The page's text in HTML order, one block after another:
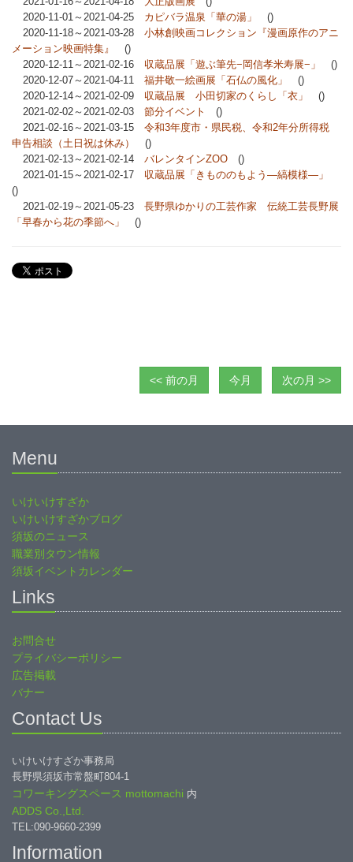
2020-11-01～2021-04-25 カピバラ温泉「華の湯」
()
2020-11-18～2021-03-28 小林創映画コレクション『漫画原作のアニ
メーション映画特集』
()
2020-12-11～2021-02-16 収蔵品展「遊ぶ筆先−岡信孝米寿展−」
()
2020-12-07～2021-04-11 福井敬一絵画展「石仏の風化」
()
2020-12-14～2021-02-09 収蔵品展 小田切家のくらし「衣」
()
2021-02-02～2021-02-03 節分イベント
()
2021-02-16～2021-03-15 令和3年度市・県民税、令和2年分所得税
申告相談（土日祝は休み）
()
2021-02-13～2021-02-14 バレンタインZOO ()
2021-01-15～2021-02-17 収蔵品展「きもののもよう―縞模様―」
()
2021-02-19～2021-05-23 長野県ゆかりの工芸作家 伝統工芸長野展
「早春から花の季節へ」
()
<< 前の月 今月 次の月 >>
Menu
いけいけすざか
いけいけすざかブログ
須坂のニュース
職業別タウン情報
須坂イベントカレンダー
Links
お問合せ
プライバシーポリシー
広告掲載
バナー
Contact Us
いけいけすざか事務局
長野県須坂市常盤町804-1
コワーキングスペース mottomachi 内
ADDS Co.,Ltd.
TEL:090-9660-2399
Information